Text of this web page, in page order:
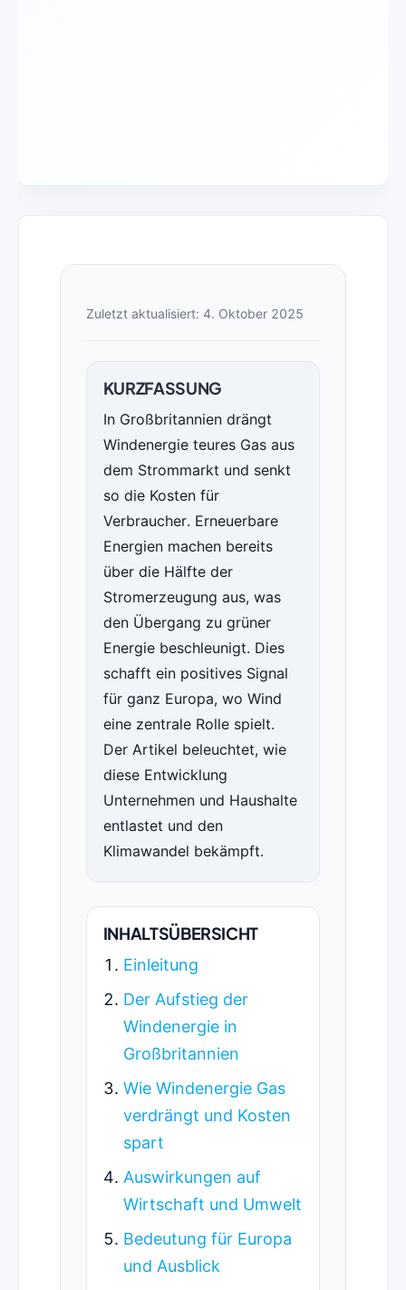
Zuletzt aktualisiert: 4. Oktober 2025
KURZFASSUNG
In Großbritannien drängt
Windenergie teures Gas aus
dem Strommarkt und senkt
so die Kosten für
Verbraucher. Erneuerbare
Energien machen bereits
über die Hälfte der
Stromerzeugung aus, was
den Übergang zu grüner
Energie beschleunigt. Dies
schafft ein positives Signal
für ganz Europa, wo Wind
eine zentrale Rolle spielt.
Der Artikel beleuchtet, wie
diese Entwicklung
Unternehmen und Haushalte
entlastet und den
Klimawandel bekämpft.
INHALTSÜBERSICHT
Einleitung
Der Aufstieg der
Windenergie in
Großbritannien
Wie Windenergie Gas
verdrängt und Kosten
spart
Auswirkungen auf
Wirtschaft und Umwelt
Bedeutung für Europa
und Ausblick